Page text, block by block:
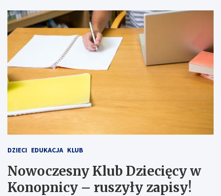
DZIECI EDUKACJA KLUB
Nowoczesny Klub Dziecięcy w
Konopnicy – ruszyły zapisy!